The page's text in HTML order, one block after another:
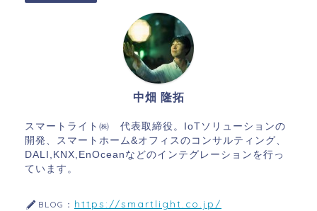
中畑 隆拓
スマートライト㈱ 代表取締役。IoTソリューションの
開発、スマートホーム&オフィスのコンサルティング、
DALI,KNX,EnOceanなどのインテグレーションを行っ
ています。
BLOG： https://smartlight.co.jp/